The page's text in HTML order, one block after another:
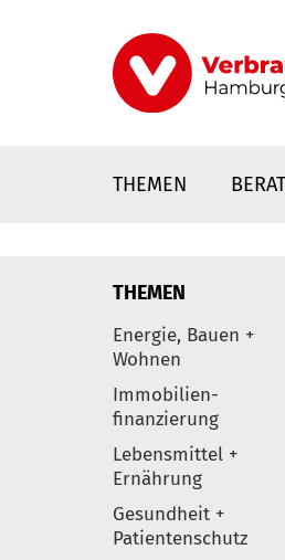
THEMEN
Elemente
THEMEN
Energie, Bauen +
Wohnen
Immobilien-
finanzierung
Lebensmittel +
Ernährung
Gesundheit +
Patientenschutz